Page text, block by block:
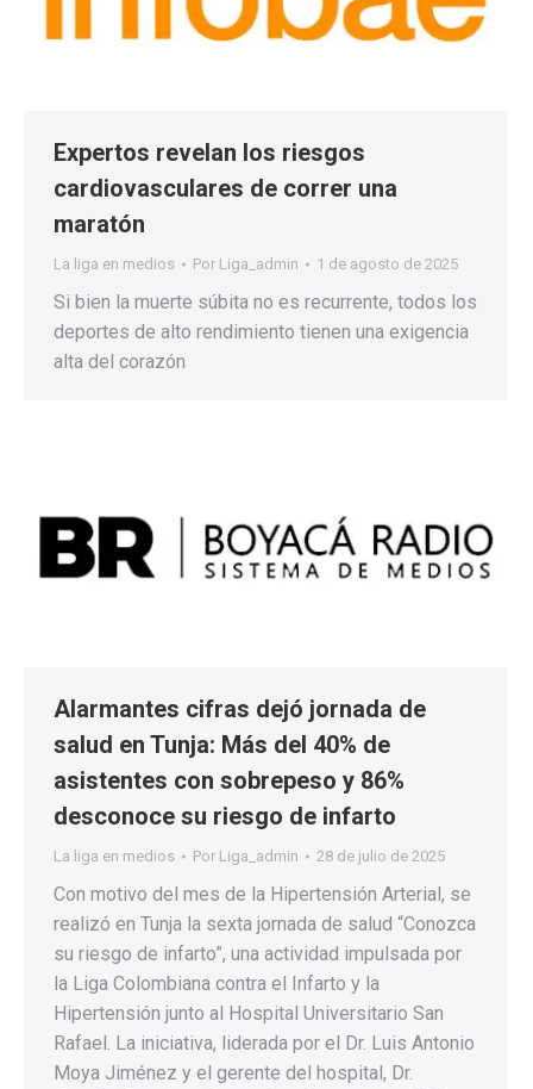
Expertos revelan los riesgos
cardiovasculares de correr una
maratón
La liga en medios Por Liga_admin 1 de agosto de 2025
Si bien la muerte súbita no es recurrente, todos los
deportes de alto rendimiento tienen una exigencia
alta del corazón
Alarmantes cifras dejó jornada de
salud en Tunja: Más del 40% de
asistentes con sobrepeso y 86%
desconoce su riesgo de infarto
La liga en medios Por Liga_admin 28 de julio de 2025
Con motivo del mes de la Hipertensión Arterial, se
realizó en Tunja la sexta jornada de salud “Conozca
su riesgo de infarto”, una actividad impulsada por
la Liga Colombiana contra el Infarto y la
Hipertensión junto al Hospital Universitario San
Rafael. La iniciativa, liderada por el Dr. Luis Antonio
Moya Jiménez y el gerente del hospital, Dr.